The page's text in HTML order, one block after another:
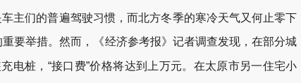
主们的普遍驾驶习惯，而北方冬季的寒冷天气又何止零下
举措。然而，《经济参考报》记者调查发现，在部分城
桩，“接口费”价格将达到上万元。在太原市另一住宅小